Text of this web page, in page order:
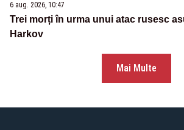
6 aug. 2026, 10:47
Trei morți în urma unui atac rusesc
Harkov
Mai Multe